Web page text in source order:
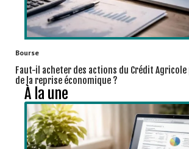
Bourse
Faut-il acheter des actions du Crédit
de la reprise économique ?
À la une